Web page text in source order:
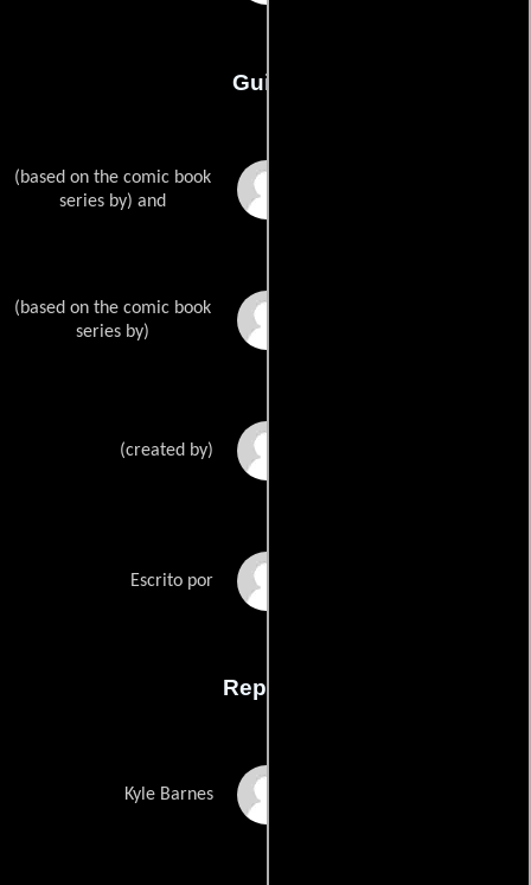
Guión
(based on the comic book
series by) and
(based on the comic book
series by)
(created by)
Escrito por
Reparto
Kyle Barnes